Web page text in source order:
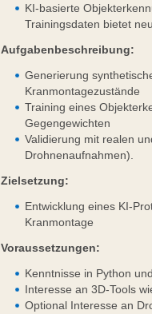
KI-basierte
Trainingsdaten bietet
Aufgabenbeschreibung:
Generierung
Kranmontagezustände
Training eines
Gegengewichten
Validierung mit realen
Drohnenaufnahmen).
Zielsetzung:
Entwicklung eines KI-
Kranmontage
Voraussetzungen:
Kenntnisse in Python
Interesse an 3D-Tools
Optional Interesse an